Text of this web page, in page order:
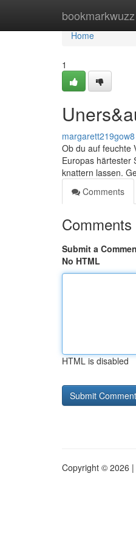
bookmarkwuzz
Home
Home
1
margarett219gow8
Ob du auf feuchte
Europas härtester
knattern lassen.
Comments
Comments
Submit a
No HTML
HTML is disabled
Copyright © 2026 |